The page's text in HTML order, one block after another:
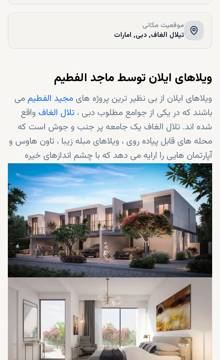
موقعیت مکانی
تیلال الغاف, دبی, امارات
ویلاهای ایلان توسط ماجد الفطیم
ویلاهای ایلان از بی نظیر ترین پروژه های مجید الفطیم می
باشند که در یکی از جوامع مطلوب دبی ، تلال الغاف واقع
شده اند. تلال الغاف یک جامعه پر جنب و جوش است که
محله های قابل پیاده روی ، ویلاهای مبله زیبا ، تاون هاوس و
آپارتمان هایی را ارایه می دهد که با چشم اندازهای خیره
کننده و امکانات کلاس جهانی احاطه شده اند. ایلان قرار
است پناهگاه آرام شما باشد، جایی که هر روزتان شبیه به
روزهای تعطیل خواهد بود.